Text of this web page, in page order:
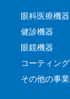
眼科医療機器
健診機器
眼鏡機器
コーティング
その他の事業